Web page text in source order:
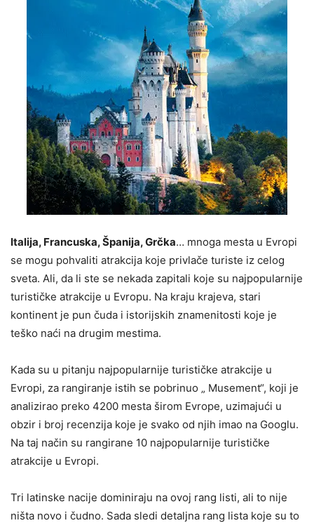
Italija, Francuska, Španija, Grčka… mnoga mesta u Evropi
se mogu pohvaliti atrakcija koje privlače turiste iz celog
sveta. Ali, da li ste se nekada zapitali koje su najpopularnije
turističke atrakcije u Evropu. Na kraju krajeva, stari
kontinent je pun čuda i istorijskih znamenitosti koje je
teško naći na drugim mestima.
Kada su u pitanju najpopularnije turističke atrakcije u
Evropi, za rangiranje istih se pobrinuo „ Musement“, koji je
analizirao preko 4200 mesta širom Evrope, uzimajući u
obzir i broj recenzija koje je svako od njih imao na Googlu.
Na taj način su rangirane 10 najpopularnije turističke
atrakcije u Evropi.
Tri latinske nacije dominiraju na ovoj rang listi, ali to nije
ništa novo i čudno. Sada sledi detaljna rang lista koje su to